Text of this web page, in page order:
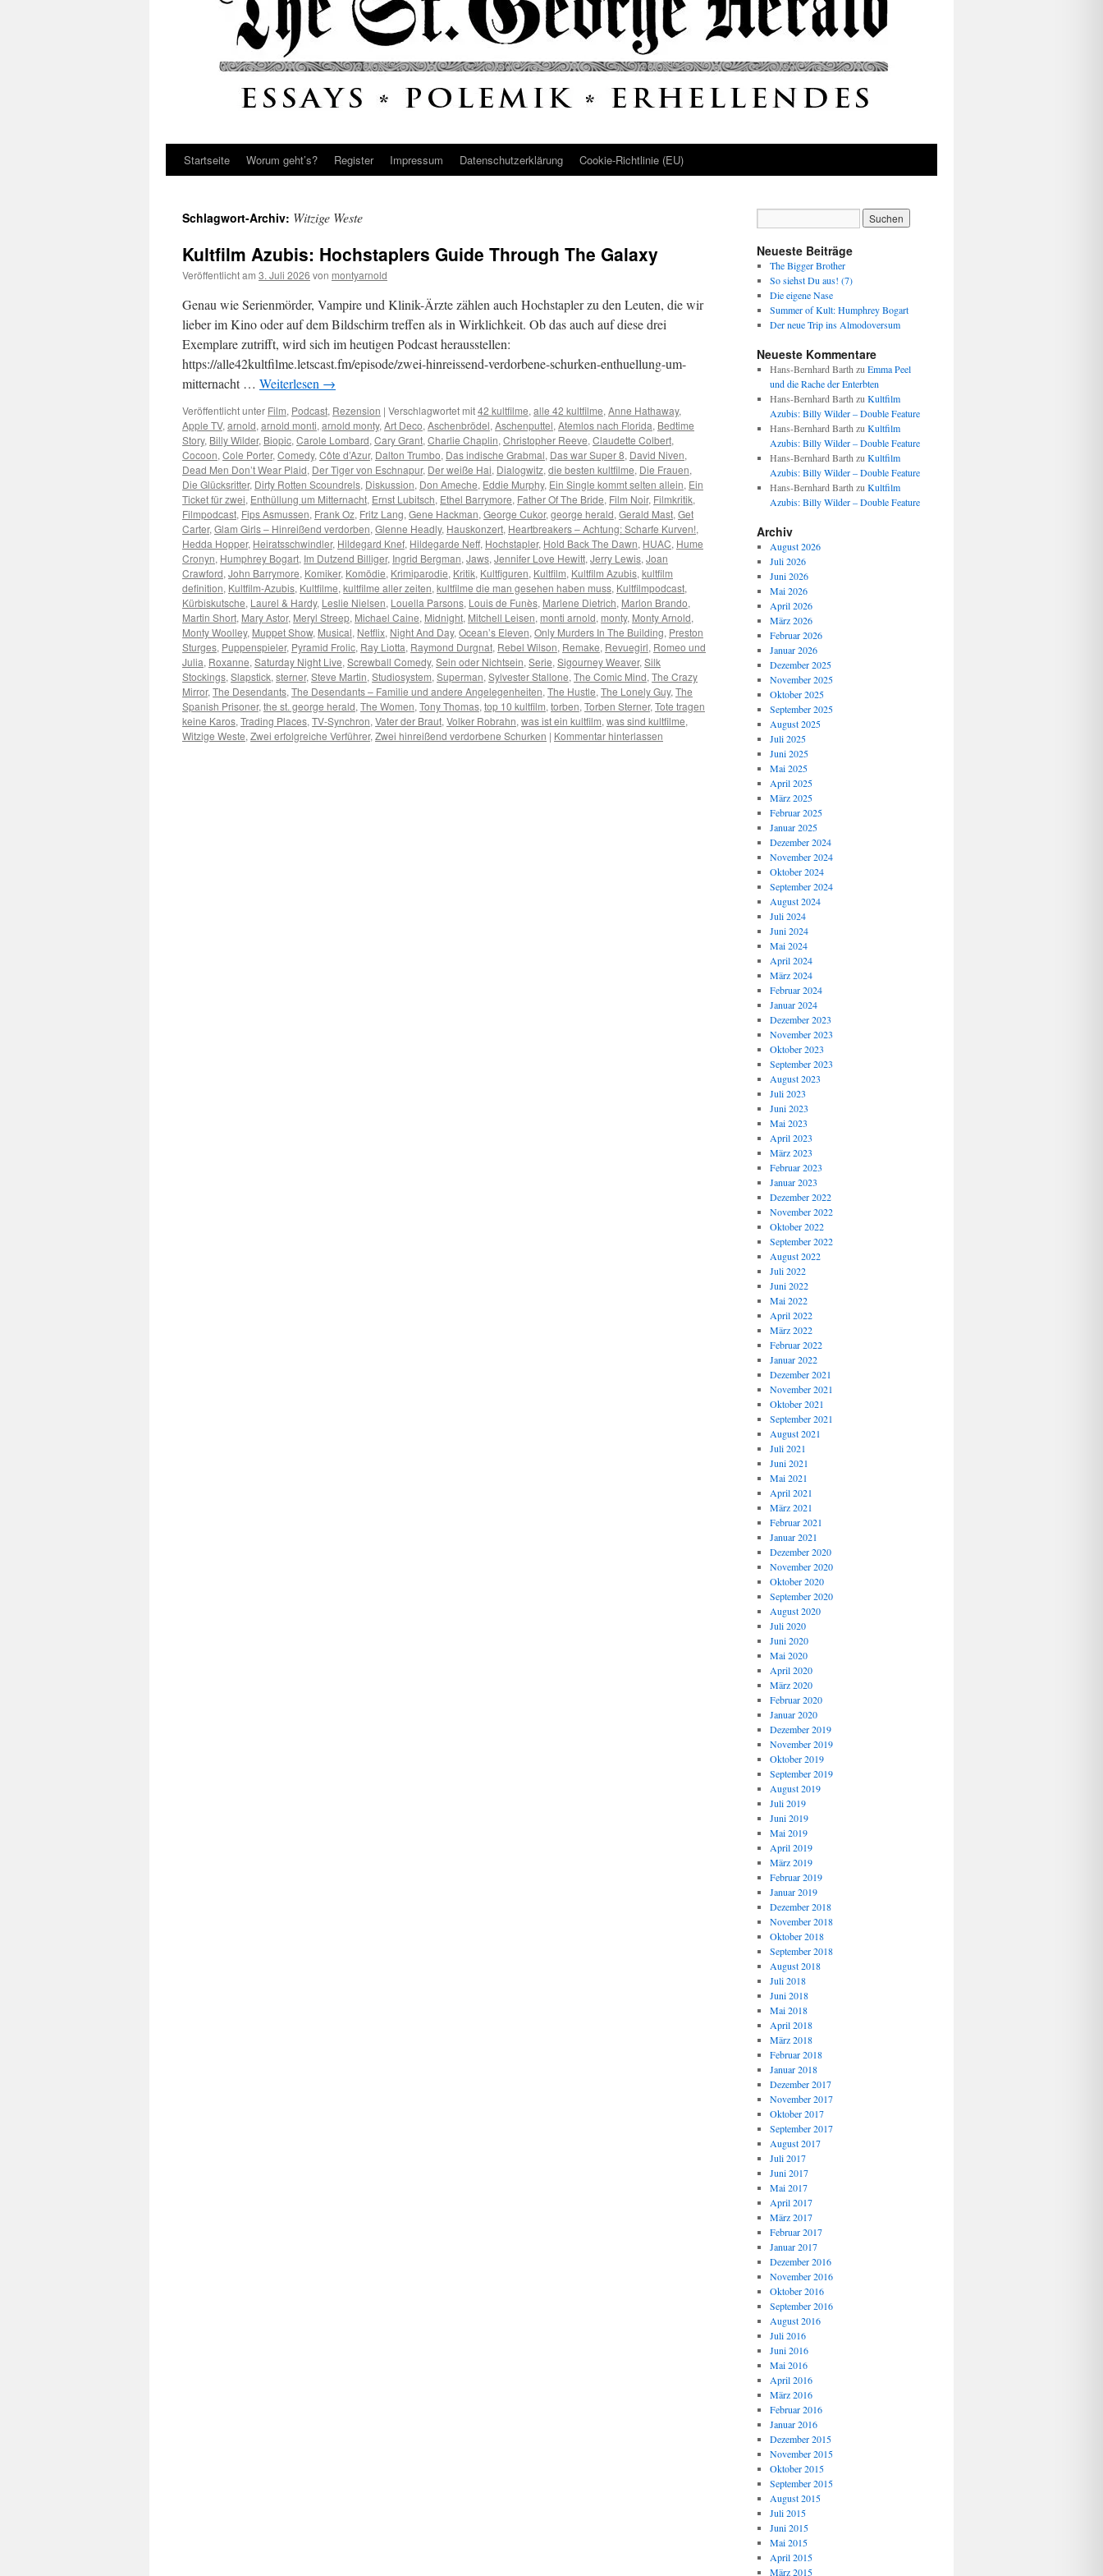
Startseite Worum geht’s? Register Impressum Datenschutz­erklärung Cookie-Richtlinie (EU)
Schlagwort-Archiv: Witzige Weste
Kultfilm Azubis: Hochstaplers Guide Through The Galaxy
Veröffentlicht am 3. Juli 2026 von montyarnold
Genau wie Serienmörder, Vampire und Klinik-Ärzte zählen auch Hochstapler zu den Leuten, die wir
lieber im Kino oder auf dem Bildschirm treffen als in Wirklichkeit. Ob das auch auf diese drei
Exemplare zutrifft, wird sich im heutigen Podcast herausstellen:
https://alle42kultfilme.letscast.fm/episode/zwei-hinreissend-verdorbene-schurken-enthuellung-um-
mitternacht … Weiterlesen →
Veröffentlicht unter Film, Podcast, Rezension | Verschlagwortet mit42 kultfilme, alle 42 kultfilme, Anne Hathaway,
Apple TV, arnold, arnold monti, arnold monty, Art Deco, Aschenbrödel, Aschenputtel, Atemlos nach Florida, Bedtime
Story, Billy Wilder, Biopic, Carole Lombard, Cary Grant, Charlie Chaplin, Christopher Reeve, Claudette Colbert,
Cocoon, Cole Porter, Comedy, Côte d’Azur, Dalton Trumbo, Das indische Grabmal, Das war Super 8, David Niven,
Dead Men Don’t Wear Plaid, Der Tiger von Eschnapur, Der weiße Hai, Dialogwitz, die besten kultfilme, Die Frauen,
Die Glücksritter, Dirty Rotten Scoundrels, Diskussion, Don Ameche, Eddie Murphy, Ein Single kommt selten allein, Ein
Ticket für zwei, Enthüllung um Mitternacht, Ernst Lubitsch, Ethel Barrymore, Father Of The Bride, Film Noir, Filmkritik,
Filmpodcast, Fips Asmussen, Frank Oz, Fritz Lang, Gene Hackman, George Cukor, george herald, Gerald Mast, Get
Carter, Glam Girls – Hinreißend verdorben, Glenne Headly, Hauskonzert, Heartbreakers – Achtung: Scharfe Kurven!,
Hedda Hopper, Heiratsschwindler, Hildegard Knef, Hildegarde Neff, Hochstapler, Hold Back The Dawn, HUAC, Hume
Cronyn, Humphrey Bogart, Im Dutzend Billiger, Ingrid Bergman, Jaws, Jennifer Love Hewitt, Jerry Lewis, Joan
Crawford, John Barrymore, Komiker, Komödie, Krimiparodie, Kritik, Kultfiguren, Kultfilm, Kultfilm Azubis, kultfilm
definition, Kultfilm-Azubis, Kultfilme, kultfilme aller zeiten, kultfilme die man gesehen haben muss, Kultfilmpodcast,
Kürbiskutsche, Laurel & Hardy, Leslie Nielsen, Louella Parsons, Louis de Funès, Marlene Dietrich, Marlon Brando,
Martin Short, Mary Astor, Meryl Streep, Michael Caine, Midnight, Mitchell Leisen, monti arnold, monty, Monty Arnold,
Monty Woolley, Muppet Show, Musical, Netflix, Night And Day, Ocean’s Eleven, Only Murders In The Building, Preston
Sturges, Puppenspieler, Pyramid Frolic, Ray Liotta, Raymond Durgnat, Rebel Wilson, Remake, Revuegirl, Romeo und
Julia, Roxanne, Saturday Night Live, Screwball Comedy, Sein oder Nichtsein, Serie, Sigourney Weaver, Silk
Stockings, Slapstick, sterner, Steve Martin, Studiosystem, Superman, Sylvester Stallone, The Comic Mind, The Crazy
Mirror, The Desendants, The Desendants – Familie und andere Angelegenheiten, The Hustle, The Lonely Guy, The
Spanish Prisoner, the st. george herald, The Women, Tony Thomas, top 10 kultfilm, torben, Torben Sterner, Tote tragen
keine Karos, Trading Places, TV-Synchron, Vater der Braut, Volker Robrahn, was ist ein kultfilm, was sind kultfilme,
Witzige Weste, Zwei erfolgreiche Verführer, Zwei hinreißend verdorbene Schurken | Kommentar hinterlassen
Neueste Beiträge
The Bigger Brother
So siehst Du aus! (7)
Die eigene Nase
Summer of Kult: Humphrey Bogart
Der neue Trip ins Almodoversum
Neueste Kommentare
Hans-Bernhard Barth zu Emma Peel
und die Rache der Enterbten
Hans-Bernhard Barth zu Kultfilm
Azubis: Billy Wilder – Double Feature
Hans-Bernhard Barth zu Kultfilm
Azubis: Billy Wilder – Double Feature
Hans-Bernhard Barth zu Kultfilm
Azubis: Billy Wilder – Double Feature
Hans-Bernhard Barth zu Kultfilm
Azubis: Billy Wilder – Double Feature
Archiv
August 2026
Juli 2026
Juni 2026
Mai 2026
April 2026
März 2026
Februar 2026
Januar 2026
Dezember 2025
November 2025
Oktober 2025
September 2025
August 2025
Juli 2025
Juni 2025
Mai 2025
April 2025
März 2025
Februar 2025
Januar 2025
Dezember 2024
November 2024
Oktober 2024
September 2024
August 2024
Juli 2024
Juni 2024
Mai 2024
April 2024
März 2024
Februar 2024
Januar 2024
Dezember 2023
November 2023
Oktober 2023
September 2023
August 2023
Juli 2023
Juni 2023
Mai 2023
April 2023
März 2023
Februar 2023
Januar 2023
Dezember 2022
November 2022
Oktober 2022
September 2022
August 2022
Juli 2022
Juni 2022
Mai 2022
April 2022
März 2022
Februar 2022
Januar 2022
Dezember 2021
November 2021
Oktober 2021
September 2021
August 2021
Juli 2021
Juni 2021
Mai 2021
April 2021
März 2021
Februar 2021
Januar 2021
Dezember 2020
November 2020
Oktober 2020
September 2020
August 2020
Juli 2020
Juni 2020
Mai 2020
April 2020
März 2020
Februar 2020
Januar 2020
Dezember 2019
November 2019
Oktober 2019
September 2019
August 2019
Juli 2019
Juni 2019
Mai 2019
April 2019
März 2019
Februar 2019
Januar 2019
Dezember 2018
November 2018
Oktober 2018
September 2018
August 2018
Juli 2018
Juni 2018
Mai 2018
April 2018
März 2018
Februar 2018
Januar 2018
Dezember 2017
November 2017
Oktober 2017
September 2017
August 2017
Juli 2017
Juni 2017
Mai 2017
April 2017
März 2017
Februar 2017
Januar 2017
Dezember 2016
November 2016
Oktober 2016
September 2016
August 2016
Juli 2016
Juni 2016
Mai 2016
April 2016
März 2016
Februar 2016
Januar 2016
Dezember 2015
November 2015
Oktober 2015
September 2015
August 2015
Juli 2015
Juni 2015
Mai 2015
April 2015
März 2015